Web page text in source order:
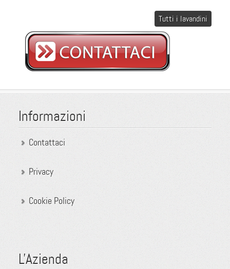
Tutti i lavandini
Informazioni
Contattaci
Privacy
Cookie Policy
L'Azienda